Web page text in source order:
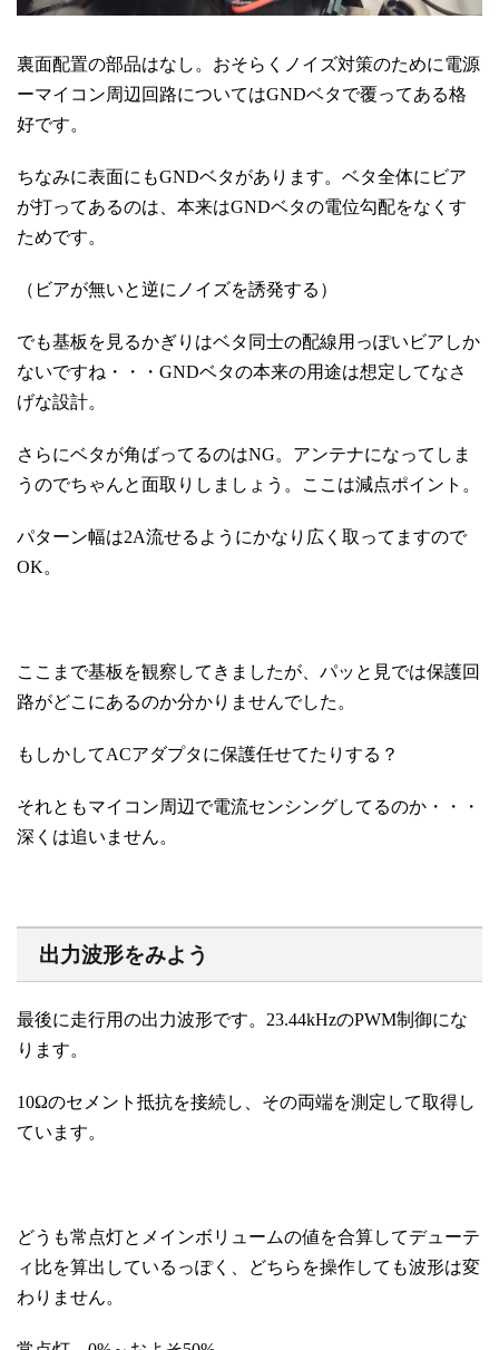
裏面配置の部品はなし。おそらくノイズ対策のために電源
ーマイコン周辺回路についてはGNDベタで覆ってある格
好です。
ちなみに表面にもGNDベタがあります。ベタ全体にビア
が打ってあるのは、本来はGNDベタの電位勾配をなくす
ためです。
（ビアが無いと逆にノイズを誘発する）
でも基板を見るかぎりはベタ同士の配線用っぽいビアしか
ないですね・・・GNDベタの本来の用途は想定してなさ
げな設計。
さらにベタが角ばってるのはNG。アンテナになってしま
うのでちゃんと面取りしましょう。ここは減点ポイント。
パターン幅は2A流せるようにかなり広く取ってますので
OK。
ここまで基板を観察してきましたが、パッと見では保護回
路がどこにあるのか分かりませんでした。
もしかしてACアダプタに保護任せてたりする？
それともマイコン周辺で電流センシングしてるのか・・・
深くは追いません。
出力波形をみよう
最後に走行用の出力波形です。23.44kHzのPWM制御にな
ります。
10Ωのセメント抵抗を接続し、その両端を測定して取得し
ています。
どうも常点灯とメインボリュームの値を合算してデューテ
ィ比を算出しているっぽく、どちらを操作しても波形は変
わりません。